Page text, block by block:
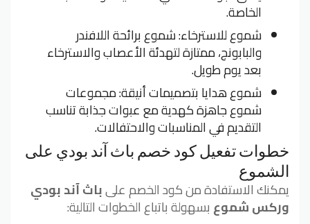
الخاصة.
شموع للاسترخاء: شموع برائحة اللافندر
والبابونج، ممتازة لتهدئة الأعصاب والاسترخاء
بعد يوم طويل.
شموع هدايا بتصميمات أنيقة: مجموعات
شموع جاهزة كهدية مع عبوات جذابة تناسب
التقديم في المناسبات والاحتفالات.
خطوات تفعيل كود خصم باث آند بودي على
الشموع
يمكنك الاستفادة من كود الخصم علىباث آند بودي
وركس شموع بسهولة باتباع الخطوات التالية: